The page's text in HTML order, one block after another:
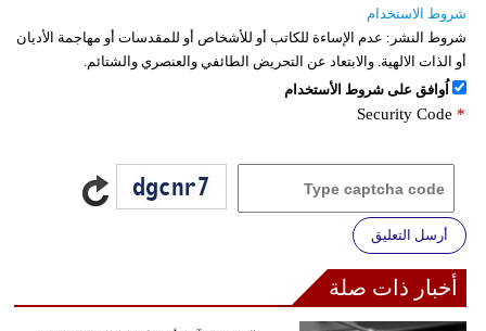
شروط الاستخدام
شروط النشر: عدم الإساءة للكاتب أو للأشخاص أو للمقدسات أو مهاجمة الأديان
أو الذات الالهية. والابتعاد عن التحريض الطائفي والعنصري والشتائم.
اُوافق على شروط الأستخدام
Security Code *
أرسل التعليق
أخبار ذات صلة